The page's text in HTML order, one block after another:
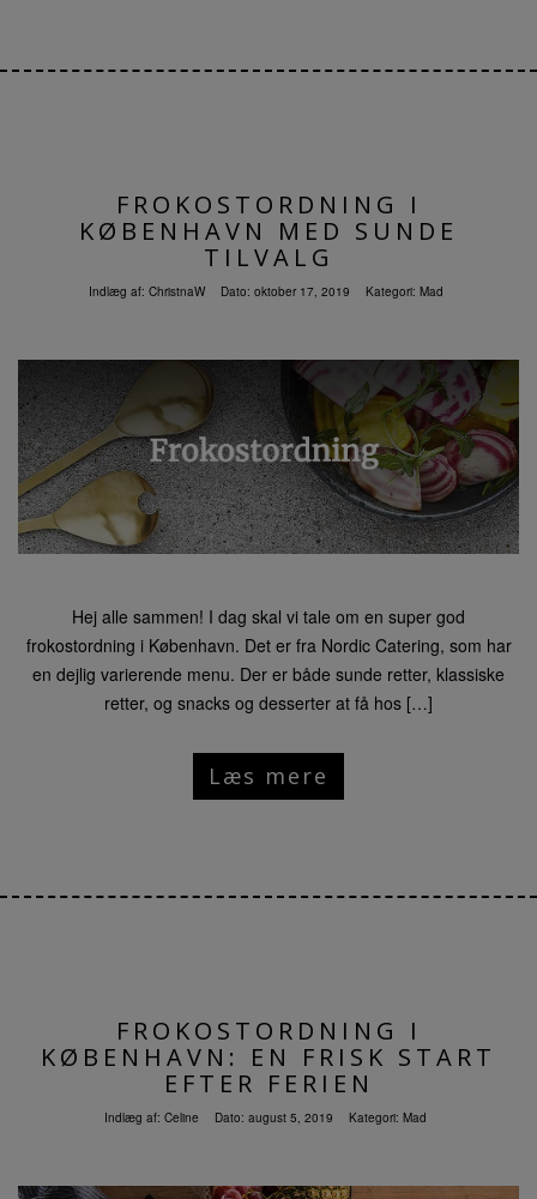
FROKOSTORDNING I
KØBENHAVN MED SUNDE
TILVALG
Indlæg af: ChristnaW Dato: oktober 17, 2019 Kategori: Mad
Hej alle sammen! I dag skal vi tale om en super god
frokostordning i København. Det er fra Nordic Catering, som har
en dejlig varierende menu. Der er både sunde retter, klassiske
retter, og snacks og desserter at få hos […]
Læs mere
FROKOSTORDNING I
KØBENHAVN: EN FRISK START
EFTER FERIEN
Indlæg af: Celine Dato: august 5, 2019 Kategori: Mad